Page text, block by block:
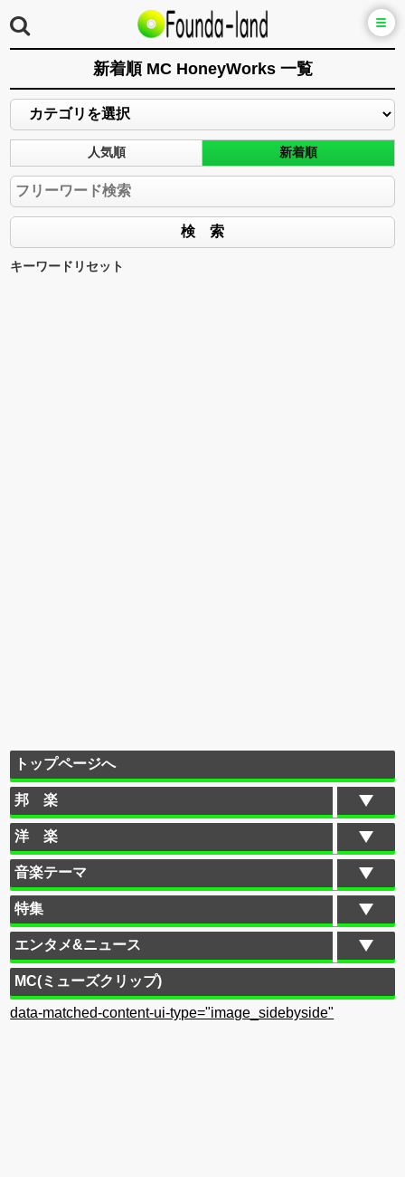
新着順 MC HoneyWorks 一覧
人気順 新着順
キーワードリセット
トップページへ
邦 楽
洋 楽
音楽テーマ
特集
エンタメ&ニュース
MC(ミューズクリップ)
data-matched-content-ui-type="image_sidebyside"